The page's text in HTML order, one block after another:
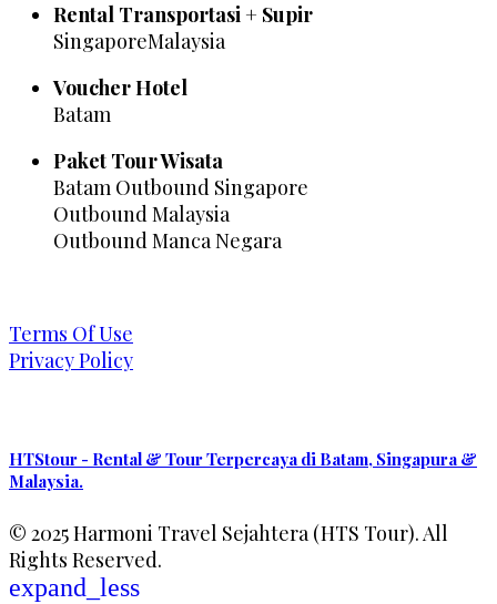
Rental Transportasi + Supir
SingaporeMalaysia
Voucher Hotel
Batam
Paket Tour Wisata
Batam Outbound Singapore
Outbound Malaysia
Outbound Manca Negara
Terms Of Use
Privacy Policy
HTStour - Rental & Tour Terpercaya di Batam, Singapura &
Malaysia.
© 2025 Harmoni Travel Sejahtera (HTS Tour). All
Rights Reserved.
expand_less